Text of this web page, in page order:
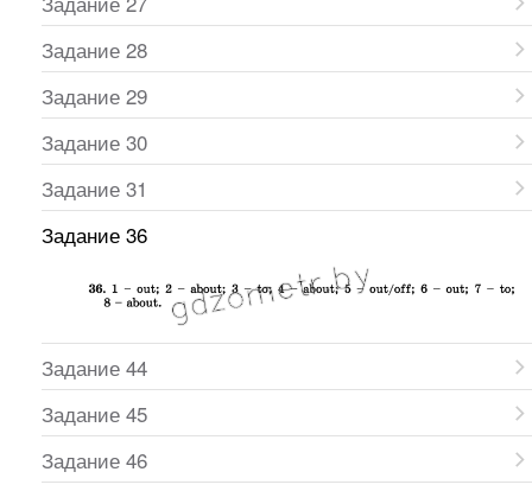
Задание 28
Задание 29
Задание 30
Задание 31
Задание 36
Задание 44
Задание 45
Задание 46